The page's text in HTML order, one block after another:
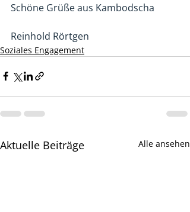
Schöne Grüße aus Kambodscha
Reinhold Rörtgen
Soziales Engagement
Aktuelle Beiträge Alle ansehen